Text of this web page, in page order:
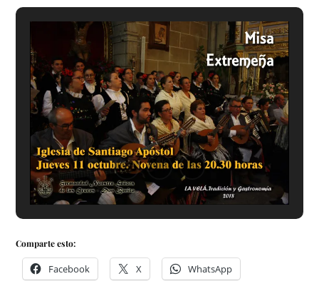
Comparte esto:
Facebook X WhatsApp